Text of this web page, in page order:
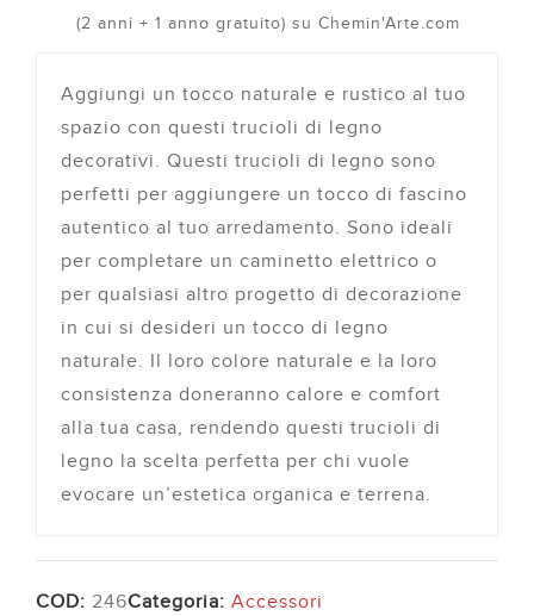
(2 anni + 1 anno gratuito) su Chemin'Arte.com
Aggiungi un tocco naturale e rustico al tuo
spazio con questi trucioli di legno
decorativi. Questi trucioli di legno sono
perfetti per aggiungere un tocco di fascino
autentico al tuo arredamento. Sono ideali
per completare un caminetto elettrico o
per qualsiasi altro progetto di decorazione
in cui si desideri un tocco di legno
naturale. Il loro colore naturale e la loro
consistenza doneranno calore e comfort
alla tua casa, rendendo questi trucioli di
legno la scelta perfetta per chi vuole
evocare un’estetica organica e terrena.
COD: 246Categoria: Accessori